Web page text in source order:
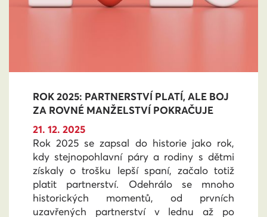
ROK 2025: PARTNERSTVÍ PLATÍ, ALE BOJ
ZA ROVNÉ MANŽELSTVÍ POKRAČUJE
21. 12. 2025
Rok 2025 se zapsal do historie jako rok,
kdy stejnopohlavní páry a rodiny s dětmi
získaly o trošku lepší spaní, začalo totiž
platit partnerství. Odehrálo se mnoho
historických momentů, od prvních
uzavřených partnerství v lednu až po